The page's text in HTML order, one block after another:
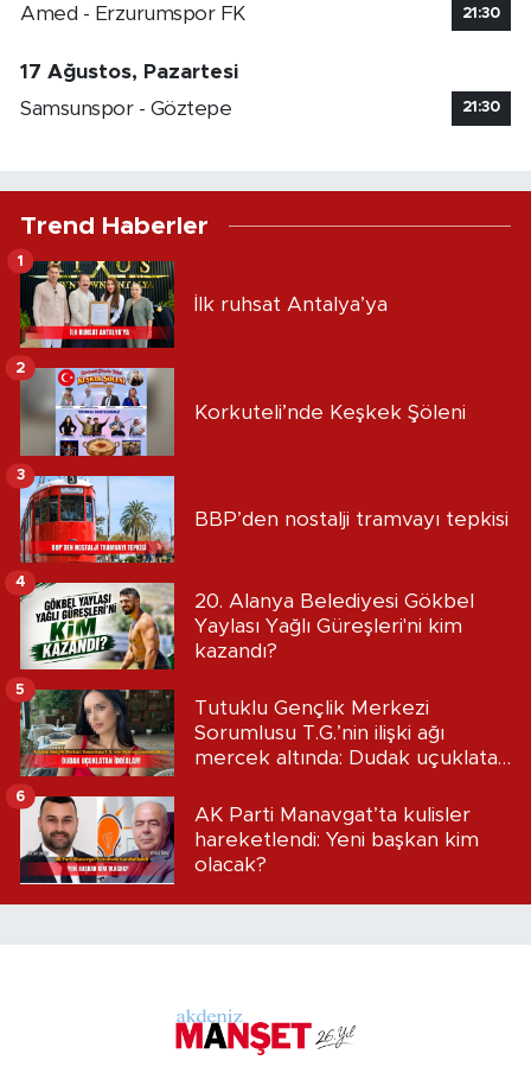
Amed - Erzurumspor FK 21:30
17 Ağustos, Pazartesi
Samsunspor - Göztepe
21:30
Trend Haberler
İlk ruhsat Antalya’ya
1
Korkuteli’nde Keşkek Şöleni
2
BBP’den nostalji tramvayı tepkisi
3
20. Alanya Belediyesi Gökbel
Yaylası Yağlı Güreşleri'ni kim
kazandı?
4
Tutuklu Gençlik Merkezi
Sorumlusu T.G.’nin ilişki ağı
mercek altında: Dudak uçuklatan
5
AK Parti Manavgat’ta kulisler
hareketlendi: Yeni başkan kim
olacak?
6